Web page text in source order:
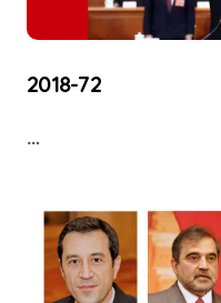
2018-72
…